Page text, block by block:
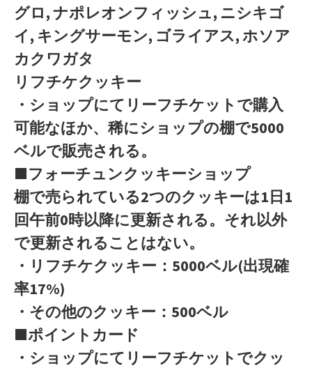
グロ, ナポレオンフィッシュ, ニシキゴ
イ, キングサーモン, ゴライアス, ホソア
カクワガタ
リフチケクッキー
・ショップにてリーフチケットで購入
可能なほか、稀にショップの棚で5000
ベルで販売される。
■フォーチュンクッキーショップ
棚で売られている2つのクッキーは1日1
回午前0時以降に更新される。それ以外
で更新されることはない。
・リフチケクッキー：5000ベル(出現確
率17%)
・その他のクッキー：500ベル
■ポイントカード
・ショップにてリーフチケットでクッ